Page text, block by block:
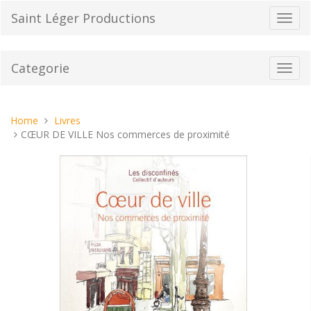
Saint Léger Productions
Categorie
Tu
sei
Home
Livres
CŒUR DE VILLE Nos commerces de proximité